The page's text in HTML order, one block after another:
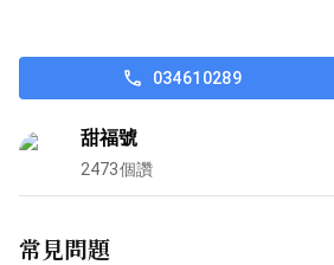
034610289
甜福號
2473個讚
常見問題